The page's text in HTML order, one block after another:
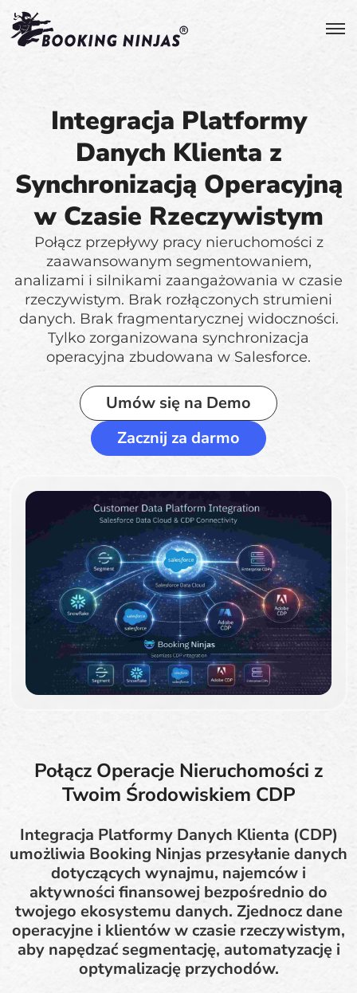
Integracja Platformy
Danych Klienta z
Synchronizacją Operacyjną
w Czasie Rzeczywistym
Połącz przepływy pracy nieruchomości z
zaawansowanym segmentowaniem,
analizami i silnikami zaangażowania w czasie
rzeczywistym. Brak rozłączonych strumieni
danych. Brak fragmentarycznej widoczności.
Tylko zorganizowana synchronizacja
operacyjna zbudowana w Salesforce.
Umów się na Demo
Zacznij za darmo
Połącz Operacje Nieruchomości z
Twoim Środowiskiem CDP
Integracja Platformy Danych Klienta (CDP)
umożliwia Booking Ninjas przesyłanie danych
dotyczących wynajmu, najemców i
aktywności finansowej bezpośrednio do
twojego ekosystemu danych. Zjednocz dane
operacyjne i klientów w czasie rzeczywistym,
aby napędzać segmentację, automatyzację i
optymalizację przychodów.